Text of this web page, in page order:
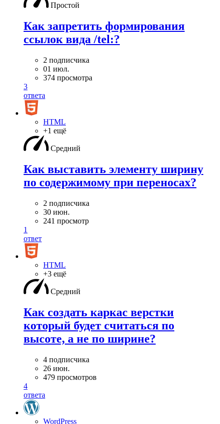
Простой
Как запретить формирования
ссылок вида /tel:?
2 подписчика
01 июл.
374 просмотра
3
ответа
HTML
+1 ещё
Средний
Как выставить элементу ширину
по содержимому при переносах?
2 подписчика
30 июн.
241 просмотр
1
ответ
HTML
+3 ещё
Средний
Как создать каркас верстки
который будет считаться по
высоте, а не по ширине?
4 подписчика
26 июн.
479 просмотров
4
ответа
WordPress